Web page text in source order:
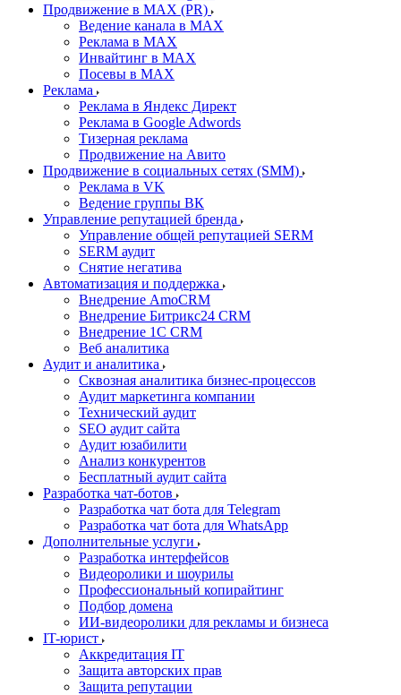
Продвижение в MAX (PR)
Ведение канала в MAX
Реклама в MAX
Инвайтинг в MAX
Посевы в MAX
Реклама
Реклама в Яндекс Директ
Реклама в Google Adwords
Тизерная реклама
Продвижение на Авито
Продвижение в социальных сетях (SMM)
Реклама в VK
Ведение группы ВК
Управление репутацией бренда
Управление общей репутацией SERM
SERM аудит
Снятие негатива
Автоматизация и поддержка
Внедрение AmoCRM
Внедрение Битрикс24 CRM
Внедрение 1C CRM
Веб аналитика
Аудит и аналитика
Сквозная аналитика бизнес-процессов
Аудит маркетинга компании
Технический аудит
SEO аудит сайта
Аудит юзабилити
Анализ конкурентов
Бесплатный аудит сайта
Разработка чат-ботов
Разработка чат бота для Telegram
Разработка чат бота для WhatsApp
Дополнительные услуги
Разработка интерфейсов
Видеоролики и шоурилы
Профессиональный копирайтинг
Подбор домена
ИИ-видеоролики для рекламы и бизнеса
IT-юрист
Аккредитация IT
Защита авторских прав
Защита репутации